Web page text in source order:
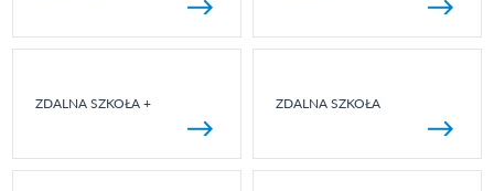
ZDALNA SZKOŁA + ZDALNA SZKOŁA